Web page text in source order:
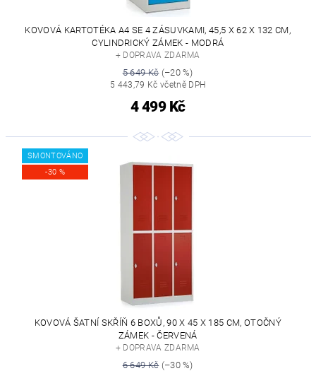
KOVOVÁ KARTOTÉKA A4 SE 4 ZÁSUVKAMI, 45,5 X 62 X 132 CM,
CYLINDRICKÝ ZÁMEK - MODRÁ
+ DOPRAVA ZDARMA
5 649 Kč(–20 %)
5 443,79 Kč včetně DPH
4 499 Kč
SMONTOVÁNO
-30 %
KOVOVÁ ŠATNÍ SKŘÍŇ 6 BOXŮ, 90 X 45 X 185 CM, OTOČNÝ
ZÁMEK - ČERVENÁ
+ DOPRAVA ZDARMA
6 649 Kč(–30 %)